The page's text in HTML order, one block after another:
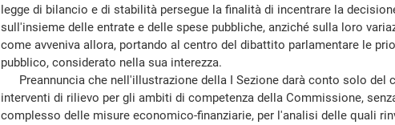
legge di bilancio e di stabilità persegue la finalità di incentrare la
sull'insieme delle entrate e delle spese pubbliche, anziché sulla loro
come avveniva allora, portando al centro del dibattito parlamentare le
pubblico, considerato nella sua interezza.
Preannuncia che nell'illustrazione della I Sezione darà conto solo del
interventi di rilievo per gli ambiti di competenza della Commissione,
complesso delle misure economico-finanziarie, per l'analisi delle quali